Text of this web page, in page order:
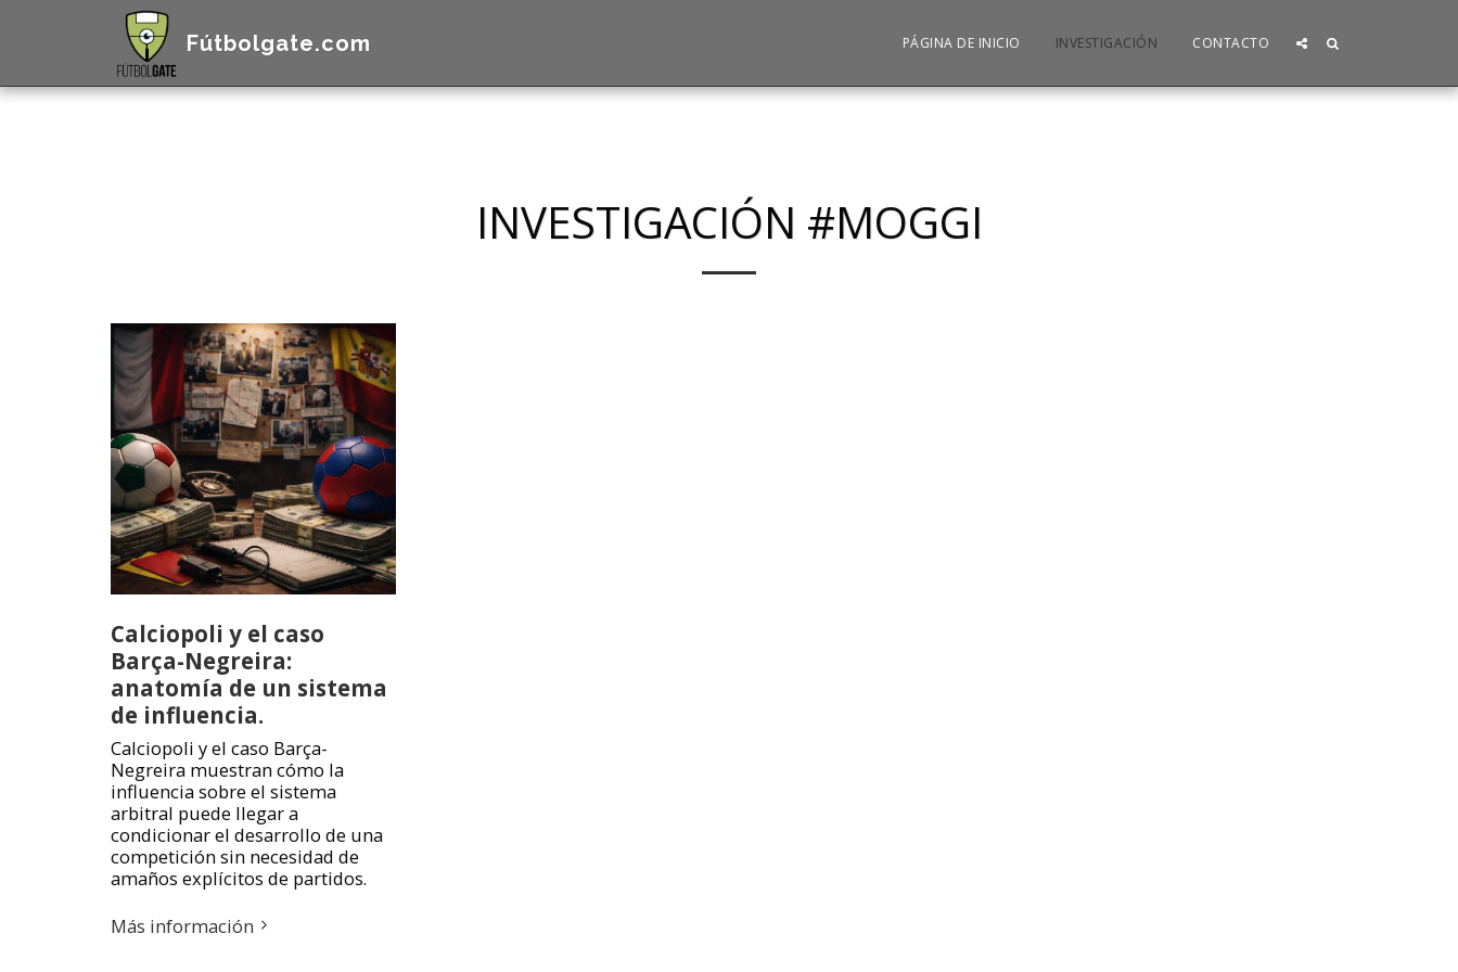
Fútbolgate.com PÁGINA DE INICIO INVESTIGACIÓN CONTACTO
INVESTIGACIÓN #MOGGI
Calciopoli y el caso
Barça-Negreira:
anatomía de un sistema
de influencia.
Calciopoli y el caso Barça-
Negreira muestran cómo la
influencia sobre el sistema
arbitral puede llegar a
condicionar el desarrollo de una
competición sin necesidad de
amaños explícitos de partidos.
Más información